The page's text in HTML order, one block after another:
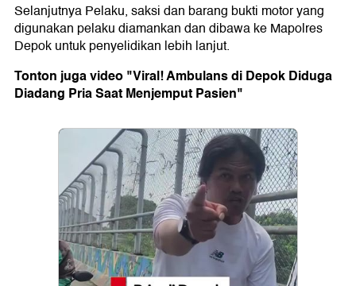
Selanjutnya Pelaku, saksi dan barang bukti motor yang
digunakan pelaku diamankan dan dibawa ke Mapolres
Depok untuk penyelidikan lebih lanjut.
Tonton juga video "Viral! Ambulans di Depok Diduga
Diadang Pria Saat Menjemput Pasien"